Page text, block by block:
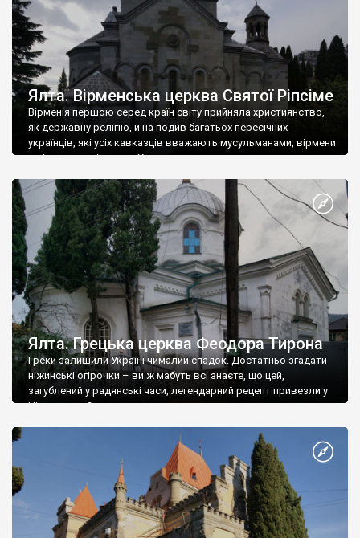
Ялта. Вірменська церква Святої Ріпсіме
Вірменія першою серед країн світу прийняла християнство,
як державну релігію, й на подив багатьох пересічних
українців, які усіх кавказців вважають мусульманами, вірмени
є відданими вірянами Христа
Ялта. Грецька церква Феодора Тирона
Греки залишили Україні чималий спадок. Достатньо згадати
ніжинські огірочки – ви ж мабуть всі знаєте, що цей,
загублений у радянські часи, легендарний рецепт привезли у
Ніжин греки?